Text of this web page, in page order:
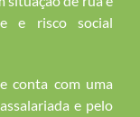
e risco social
conta com uma
e pelo